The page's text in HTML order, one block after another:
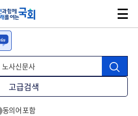
고급검색
동의어 포함